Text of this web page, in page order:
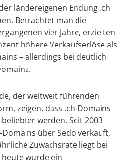
ländereigenen Endung .ch
Betrachtet man die
vier Jahre, erzielten
höhere Verkaufserlöse als
– allerdings bei deutlich
der weltweit führenden
zeigen, dass .ch-Domains
werden. Seit 2003
über Sedo verkauft,
Zuwachsrate liegt bei
heute wurde ein